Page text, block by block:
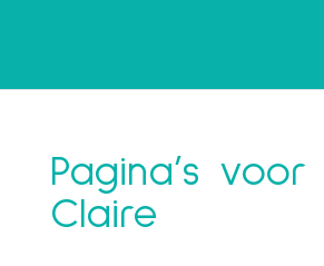
Pagina’s
Claire